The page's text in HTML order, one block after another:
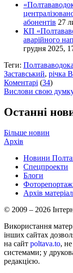
абонентів 27
КП
аварійного
грудня 2025,
Теги:
Заставський, річка
Коментарі (34)
Вислови свою
Останні
Більше новин
Архів
Новини
Спецпроекти
Блоги
Архів
© 2009 – 2026
Використання
інших сайтах
на сайт poltava.to,
системами; у
редакцією.